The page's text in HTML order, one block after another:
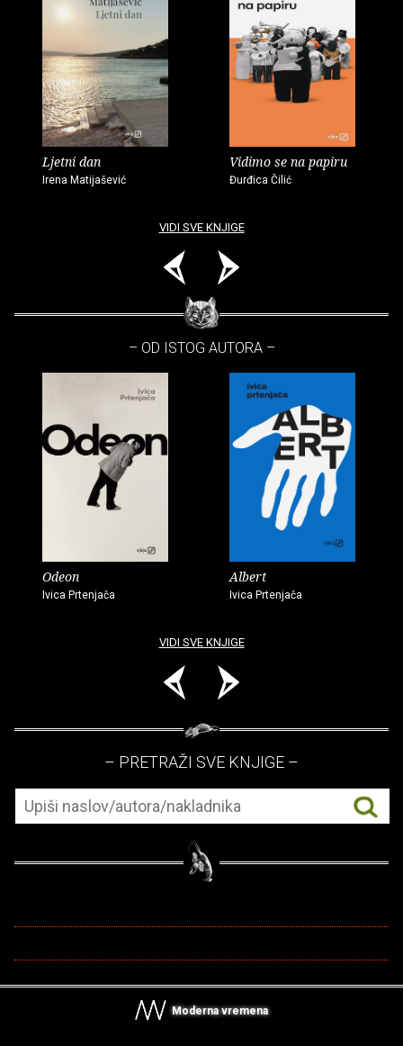
Ljetni dan
Irena Matijašević
Vidimo se na papiru
Đurđica Čilić
VIDI SVE KNJIGE
– OD ISTOG AUTORA –
Odeon
Ivica Prtenjača
Albert
Ivica Prtenjača
VIDI SVE KNJIGE
– PRETRAŽI SVE KNJIGE –
Moderna vremena